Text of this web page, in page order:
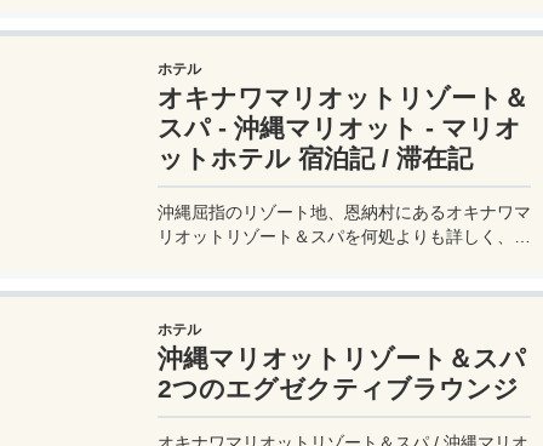
か、まずはプラチナ会員を目指す【プラチナチャ
レンジ編】旅行記ブログをお届け♪
ホテル
オキナワマリオットリゾート＆
スパ - 沖縄マリオット - マリオ
ットホテル 宿泊記 / 滞在記
沖縄屈指のリゾート地、恩納村にあるオキナワマ
リオットリゾート＆スパを何処よりも詳しく、実
屋のアップグレード、プール、無料の朝食、そし
て宿泊費用まで、写真付きで詳しく解説。
ホテル
沖縄マリオットリゾート＆スパ
2つのエグゼクティブラウンジ
オキナワマリオットリゾート＆スパ / 沖縄マリオ